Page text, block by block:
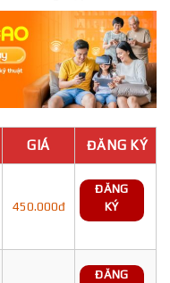
GIÁ ĐĂNG KÝ
450.000đ
ĐĂNG
KÝ
ĐĂNG